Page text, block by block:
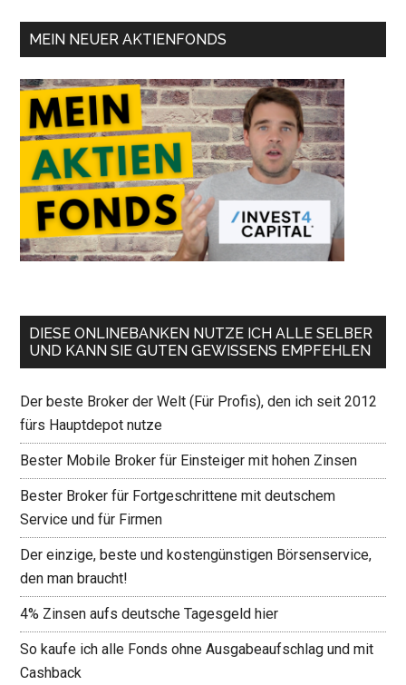
MEIN NEUER AKTIENFONDS
DIESE ONLINEBANKEN NUTZE ICH ALLE SELBER
UND KANN SIE GUTEN GEWISSENS EMPFEHLEN
Der beste Broker der Welt (Für Profis), den ich seit 2012
fürs Hauptdepot nutze
Bester Mobile Broker für Einsteiger mit hohen Zinsen
Bester Broker für Fortgeschrittene mit deutschem
Service und für Firmen
Der einzige, beste und kostengünstigen Börsenservice,
den man braucht!
4% Zinsen aufs deutsche Tagesgeld hier
So kaufe ich alle Fonds ohne Ausgabeaufschlag und mit
Cashback